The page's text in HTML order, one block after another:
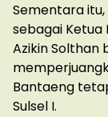
Sementara
sebagai Ketua
Azikin
Bantaeng
Sulsel I.